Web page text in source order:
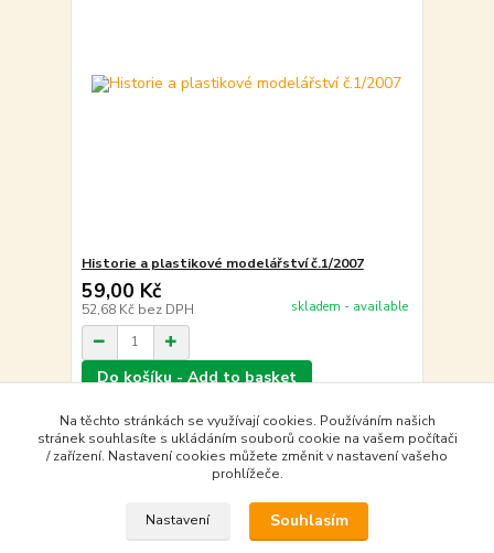
Historie a plastikové modelářství č.1/2007
59,00 Kč
52,68 Kč bez DPH skladem - available
Do košíku - Add to basket
strana z 1
Na těchto stránkách se využívají cookies. Používáním našich
stránek souhlasíte s ukládáním souborů cookie na vašem počítači
/ zařízení. Nastavení cookies můžete změnit v nastavení vašeho
prohlížeče.
Nastavení Souhlasím